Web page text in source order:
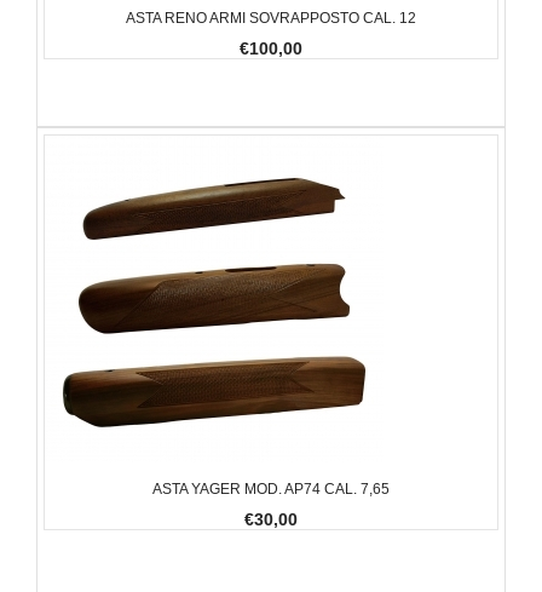
ASTA RENO ARMI SOVRAPPOSTO CAL. 12
€100,00
ASTA YAGER MOD. AP74 CAL. 7,65
€30,00